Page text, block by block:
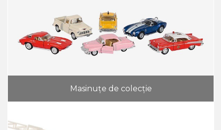
Masinuțe de colecție